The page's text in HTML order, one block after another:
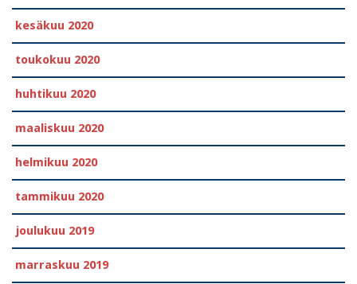
kesäkuu 2020
toukokuu 2020
huhtikuu 2020
maaliskuu 2020
helmikuu 2020
tammikuu 2020
joulukuu 2019
marraskuu 2019